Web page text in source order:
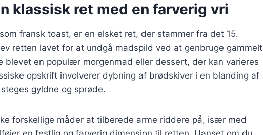
klassisk ret med en farverig vri
fransk toast, er en elsket ret, der stammer fra det 15.
retten lavet for at undgå madspild ved at genbruge gammelt
blevet en populær morgenmad eller dessert, der kan varieres
opskrift involverer dybning af brødskiver i en blanding af
gyldne og sprøde.
forskellige måder at tilberede arme riddere på, især med